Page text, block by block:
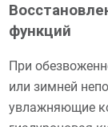
функций
При
или зимней
увлажняющие